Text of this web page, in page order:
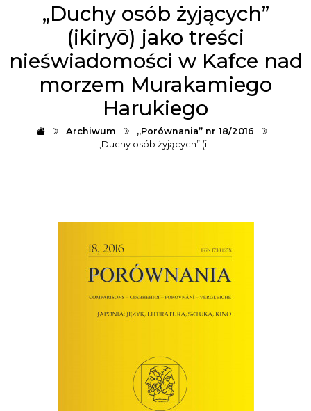
„Duchy osób żyjących”
(ikiryō) jako treści
nieświadomości w Kafce nad
morzem Murakamiego
Harukiego
Archiwum
„Porównania” nr 18/2016
„Duchy osób żyjących” (i…